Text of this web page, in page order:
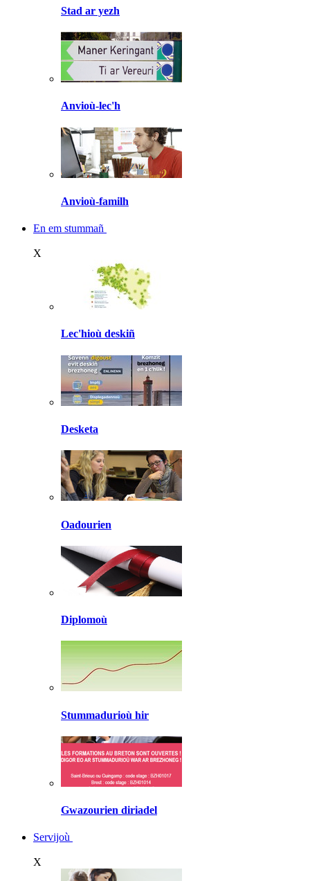
Stad ar yezh
Anvioù-lec'h
Anvioù-familh
En em stummañ
X
Lec'hioù deskiñ
Desketa
Oadourien
Diplomoù
Stummadurioù hir
Gwazourien diriadel
Servijoù
X